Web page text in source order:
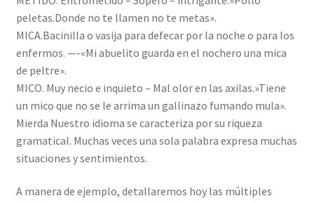
peletas.Donde no te llamen no te metas».
MICA.Bacinilla o vasija para defecar por la noche o para los
enfermos. —-«Mi abuelito guarda en el nochero una mica
de peltre».
MICO. Muy necio e inquieto – Mal olor en las axilas.»Tiene
un mico que no se le arrima un gallinazo fumando mula».
Mierda Nuestro idioma se caracteriza por su riqueza
gramatical. Muchas veces una sola palabra expresa muchas
situaciones y sentimientos.
A manera de ejemplo, detallaremos hoy las múltiples